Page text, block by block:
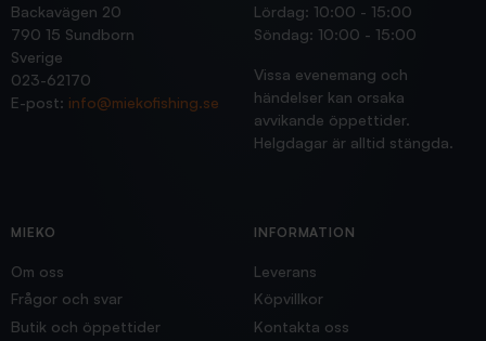
Backavägen 20
790 15 Sundborn
Sverige
023-62170
E-post: info@miekofishing.se
Lördag: 10:00 - 15:00
Söndag: 10:00 - 15:00
Vissa evenemang och
händelser kan orsaka
avvikande öppettider.
Helgdagar är alltid stängda.
MIEKO
Om oss
Frågor och svar
Butik och öppettider
INFORMATION
Leverans
Köpvillkor
Kontakta oss